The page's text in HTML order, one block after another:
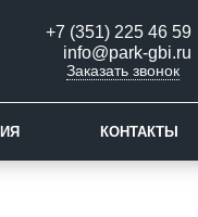
+7 (351) 225 46 59
info@park-gbi.ru
Заказать звонок
КОНТАКТЫ